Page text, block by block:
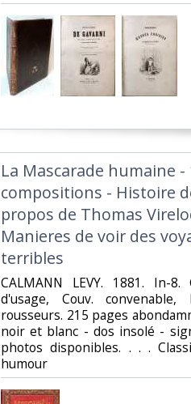
‎La Mascarade humaine
compositions - Histoire
propos de Thomas
Manieres de voir des
terribles‎
‎CALMANN LEVY. 1881. In-
d'usage, Couv. convenable,
rousseurs. 215 pages
noir et blanc - dos insolé -
photos disponibles. . . .
humour‎